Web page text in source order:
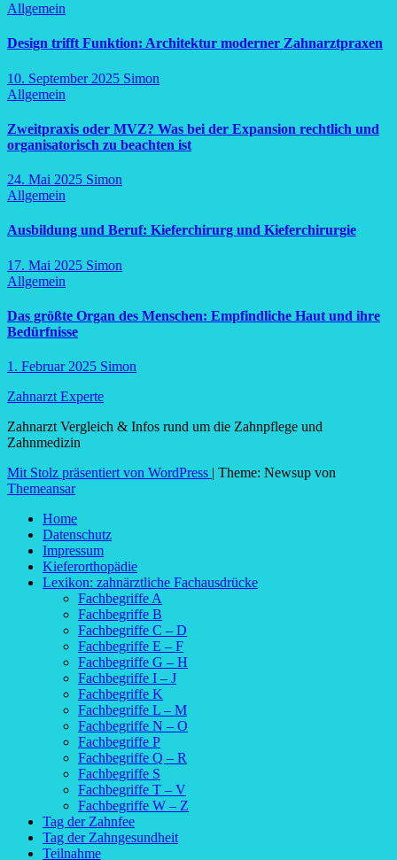
Allgemein
Design trifft Funktion: Architektur moderner Zahnarztpraxen
10. September 2025 Simon
Allgemein
Zweitpraxis oder MVZ? Was bei der Expansion rechtlich und
organisatorisch zu beachten ist
24. Mai 2025 Simon
Allgemein
Ausbildung und Beruf: Kieferchirurg und Kieferchirurgie
17. Mai 2025 Simon
Allgemein
Das größte Organ des Menschen: Empfindliche Haut und ihre
Bedürfnisse
1. Februar 2025 Simon
Zahnarzt Experte
Zahnarzt Vergleich & Infos rund um die Zahnpflege und
Zahnmedizin
Mit Stolz präsentiert von WordPress | Theme: Newsup von
Themeansar
Home
Datenschutz
Impressum
Kieferorthopädie
Lexikon: zahnärztliche Fachausdrücke
Fachbegriffe A
Fachbegriffe B
Fachbegriffe C – D
Fachbegriffe E – F
Fachbegriffe G – H
Fachbegriffe I – J
Fachbegriffe K
Fachbegriffe L – M
Fachbegriffe N – O
Fachbegriffe P
Fachbegriffe Q – R
Fachbegriffe S
Fachbegriffe T – V
Fachbegriffe W – Z
Tag der Zahnfee
Tag der Zahngesundheit
Teilnahme